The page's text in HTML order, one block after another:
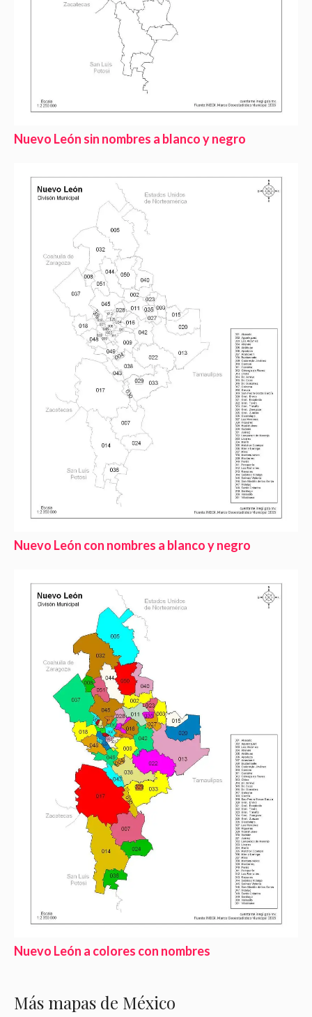
Nuevo León sin nombres a blanco y negro
Nuevo León con nombres a blanco y negro
Nuevo León a colores con nombres
Más mapas de México